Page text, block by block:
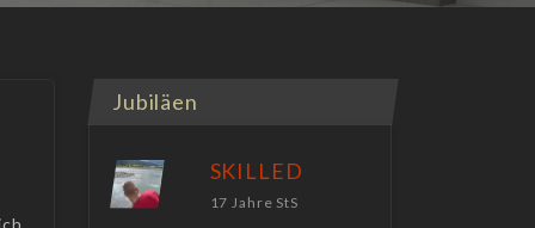
Jubiläen
SKILLED
17 Jahre StS